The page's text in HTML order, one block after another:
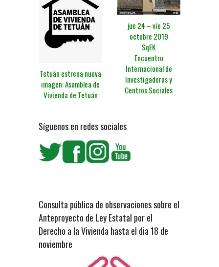
Tetuán estrena nueva
imagen: Asamblea de
Vivienda de Tetuán
jue 24 – vie 25
octubre 2019
SqEK
Encuentro
Internacional de
Investigadoras y
Centros Sociales
Síguenos en redes sociales
Consulta pública de observaciones sobre el
Anteproyecto de Ley Estatal por el
Derecho a la Vivienda hasta el dia 18 de
noviembre